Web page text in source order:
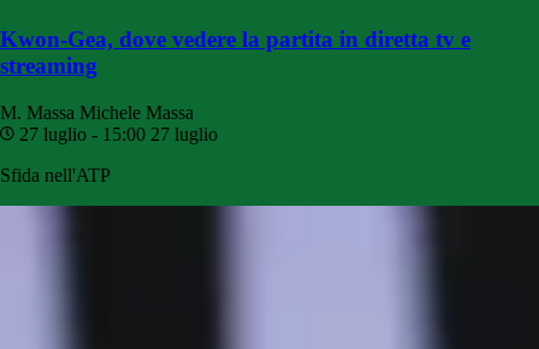
Kwon-Gea, dove vedere la partita in diretta tv e
streaming
M. Massa Michele Massa
27 luglio - 15:00 27 luglio
Sfida nell'ATP